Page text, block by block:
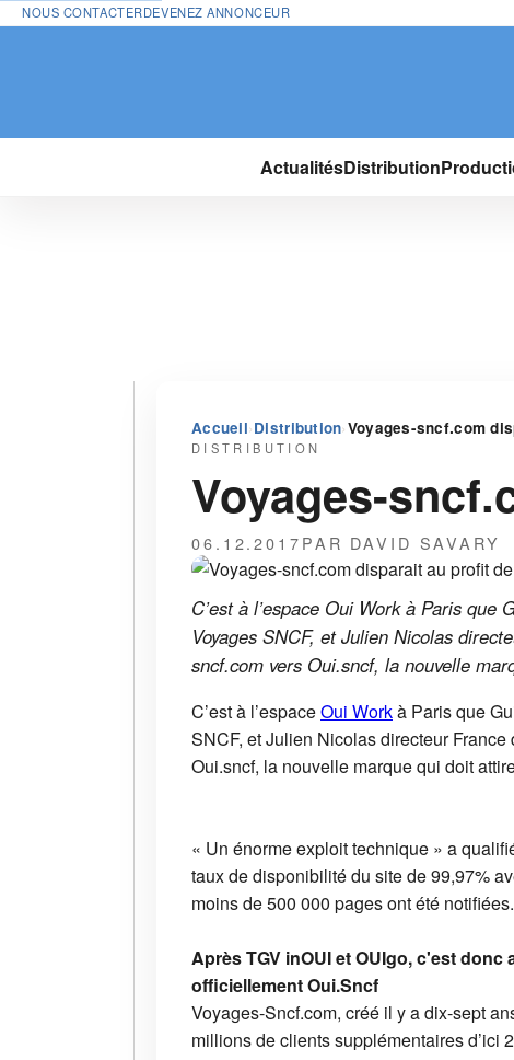
NOUS CONTACTERDEVENEZ ANNONCEUR
ActualitésDistribution
Accueil›Distribution›Voyages-sncf.com
DISTRIBUTION
Voyages-
06.12.2017PAR DAVID SAVARY
C’est à l’espace Oui Work à Paris
Voyages SNCF, et Julien Nicolas
sncf.com vers Oui.sncf, la nouvelle
C’est à l’espaceOui Workà Paris que
SNCF, et Julien Nicolas directeur
Oui.sncf, la nouvelle marque qui doit
« Un énorme exploit technique » a
taux de disponibilité du site de 99,97%
moins de 500 000 pages ont été
Après TGV inOUI et OUIgo, c'est
officiellement Oui.Sncf
Voyages-Sncf.com, créé il y a dix-sept
millions de clients supplémentaires d’ici